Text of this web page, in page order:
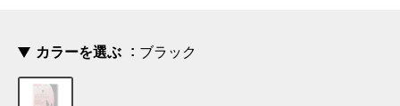
カラーを選ぶ ブラック